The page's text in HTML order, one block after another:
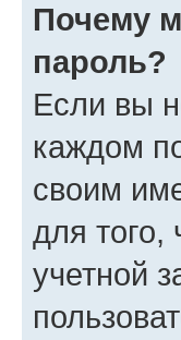
Почему
пароль?
Если вы
каждом
своим
для того,
учетной